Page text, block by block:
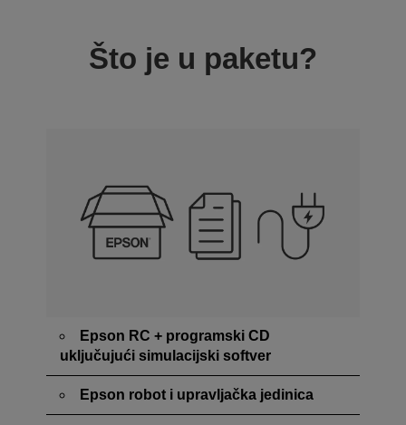
Što je u paketu?
Epson RC + programski CD
uključujući simulacijski softver
Epson robot i upravljačka jedinica